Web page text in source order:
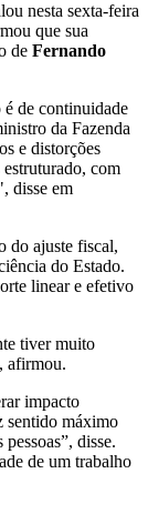
nesta sexta-feira
que sua
de Fernando
de continuidade
da Fazenda
e distorções
com
disse em
do ajuste fiscal,
do Estado.
linear e efetivo
tiver muito
afirmou.
impacto
sentido máximo
disse.
de um trabalho